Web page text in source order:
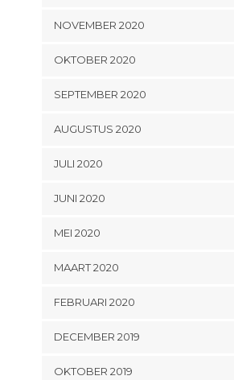
NOVEMBER 2020
OKTOBER 2020
SEPTEMBER 2020
AUGUSTUS 2020
JULI 2020
JUNI 2020
MEI 2020
MAART 2020
FEBRUARI 2020
DECEMBER 2019
OKTOBER 2019